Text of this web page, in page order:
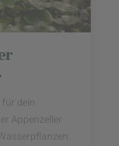
dein
Appenzeller
du alles Wichtige rund um Wasserpflanzen.